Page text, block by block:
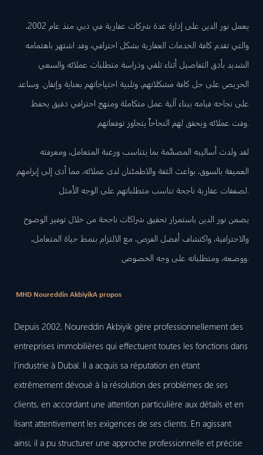
يعمل نور الدين على إدارة عدة شركات عقارية في دبي منذ عام 2002،
والتي تقدم كافة الخدمات العقارية بشكل احترافي، وقد اشتهر باهتمامه
الشديد بأدق التفاصيل أثناء تلقي ودراسة متطلبات عملائه والسعي
الحريص على حل كافة مشكلاتهم، وتلبية احتياجاتهم بعناية وإتقان. وساعد
على نجاحه قيامه ببناء آلية عمل متكاملة ومنهج احترافي دقيق يحفظ
لقد ولدت أساليبه المصمَّمة بما يتناسب ورغبة المتعامل، ومعرفته
العميقة بالسوق، بواعث الثقة والاطمئنان لدى عملائه، مما أدى إلى إبرامهم
يضمن نور الدين باستمرار تحقيق شراكات ناجحة من خلال توفير الوضوح
والاحترافية، واكتشاف أفضل الفرص، مع الالتزام بنمط حياة المتعامل،
MHD Noureddin AkbiyikA propos
Depuis 2002, Noureddin Akbiyik gère professionnellement des
entreprises immobilières qui effectuent toutes les fonctions dans
l’industrie à Dubaï. Il a acquis sa réputation en étant
extrêmement dévoué à la résolution des problèmes de ses
clients, en accordant une attention particulière aux détails et en
lisant attentivement les exigences de ses clients. En agissant
ainsi, il a pu structurer une approche professionnelle et précise